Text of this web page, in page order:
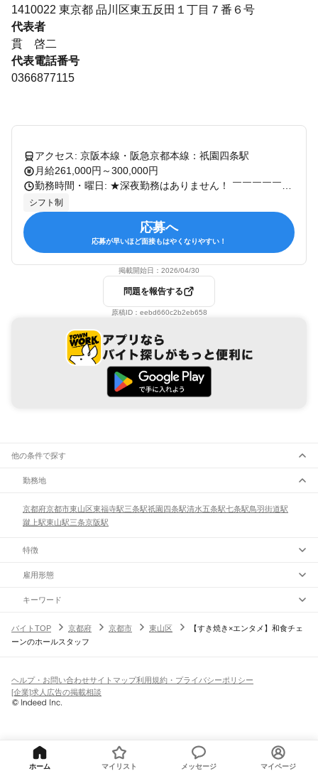
1410022 東京都 品川区東五反田１丁目７番６号
代表者
貫 啓二
代表電話番号
0366877115
アクセス: 京阪本線・阪急京都本線：祇園四条駅
月給261,000円～300,000円
シフト制
応募へ
応募が早いほど面接もはやくなりやすい！
掲載開始日： 2026/04/30
問題を報告する
原稿ID： eebd660c2b2eb658
他の条件で探す
勤務地
京都府京都市東山区東福寺駅三条駅祇園四条駅清水五条駅七条駅鳥羽街道駅
蹴上駅東山駅三条京阪駅
特徴
雇用形態
キーワード
バイトTOP 京都府 京都市 東山区
【すき焼き×エンタメ】和食チェ
ーンのホールスタッフ
ヘルプ・お問い合わせサイトマップ利用規約・プライバシーポリシー
[企業]求人広告の掲載相談
ホーム マイリスト メッセージ マイページ